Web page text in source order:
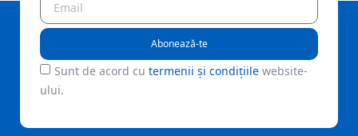
Sunt de acord cu termenii și condițiile website-
ului.
Abonează-te